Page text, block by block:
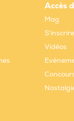
Accès
Mag
Vidéos